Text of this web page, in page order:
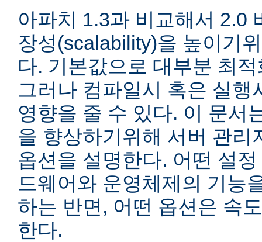
아파치 1.3과 비교해서 2.0
장성(scalability)을 높이기
다. 기본값으로 대부분 최
그러나 컴파일시 혹은 실행
영향을 줄 수 있다. 이 문서
을 향상하기위해 서버 관리
옵션을 설명한다. 어떤 설
드웨어와 운영체제의 기능
하는 반면, 어떤 옵션은 속
한다.